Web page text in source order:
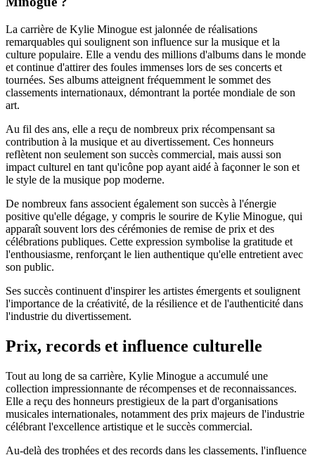
La carrière de Kylie Minogue est jalonnée de réalisations
remarquables qui soulignent son influence sur la musique et la
culture populaire. Elle a vendu des millions d'albums dans le monde
et continue d'attirer des foules immenses lors de ses concerts et
tournées. Ses albums atteignent fréquemment le sommet des
classements internationaux, démontrant la portée mondiale de son
art.
Au fil des ans, elle a reçu de nombreux prix récompensant sa
contribution à la musique et au divertissement. Ces honneurs
reflètent non seulement son succès commercial, mais aussi son
impact culturel en tant qu'icône pop ayant aidé à façonner le son et
le style de la musique pop moderne.
De nombreux fans associent également son succès à l'énergie
positive qu'elle dégage, y compris le sourire de Kylie Minogue, qui
apparaît souvent lors des cérémonies de remise de prix et des
célébrations publiques. Cette expression symbolise la gratitude et
l'enthousiasme, renforçant le lien authentique qu'elle entretient avec
son public.
Ses succès continuent d'inspirer les artistes émergents et soulignent
l'importance de la créativité, de la résilience et de l'authenticité dans
l'industrie du divertissement.
Prix, records et influence culturelle
Tout au long de sa carrière, Kylie Minogue a accumulé une
collection impressionnante de récompenses et de reconnaissances.
Elle a reçu des honneurs prestigieux de la part d'organisations
musicales internationales, notamment des prix majeurs de l'industrie
célébrant l'excellence artistique et le succès commercial.
Au-delà des trophées et des records dans les classements, l'influence